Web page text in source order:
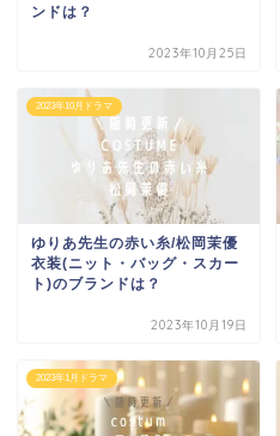
ンドは？
2023年10月25日
2023年10月ドラマ
ゆりあ先生の赤い糸/松岡茉優
衣装(ニット・バッグ・スカー
ト)のブランドは？
2023年10月19日
2023年1月ドラマ